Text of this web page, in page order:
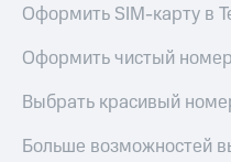
Оформить SIM-карту в
Оформить чистый номер
Выбрать красивый
Больше возможностей